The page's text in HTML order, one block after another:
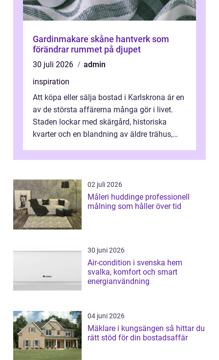
Gardinmakare skåne hantverk som
förändrar rummet på djupet
30 juli 2026
admin
inspiration
Att köpa eller sälja bostad i Karlskrona är en
av de största affärerna många gör i livet.
Staden lockar med skärgård, historiska
kvarter och en blandning av äldre trähus,
02 juli 2026
Måleri huddinge professionell
målning som håller över tid
30 juni 2026
Air-condition i svenska hem
svalka, komfort och smart
energianvändning
04 juni 2026
Mäklare i kungsängen så hittar du
rätt stöd för din bostadsaffär